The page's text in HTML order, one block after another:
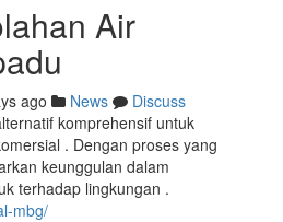
Air
ago News
Discuss
komprehensif untuk
. Dengan proses yang
keunggulan dalam
terhadap lingkungan .
mbg/